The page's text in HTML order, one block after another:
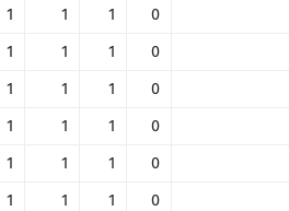
0
1
1
1
0
1
1
1
0
1
1
1
0
1
1
1
0
1
1
1
0
1
1
1